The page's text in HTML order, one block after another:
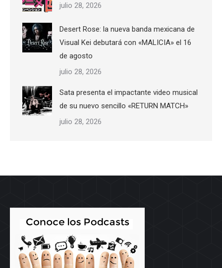
julio 28, 2026
Desert Rose: la nueva banda mexicana de
Visual Kei debutará con «MALICIA» el 16
de agosto
julio 28, 2026
Sata presenta el impactante video musical
de su nuevo sencillo «RETURN MATCH»
julio 28, 2026